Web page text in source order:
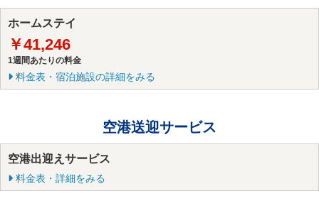
ホームステイ
￥41,246
1週間あたりの料金
料金表・宿泊施設の詳細をみる
空港送迎サービス
空港出迎えサービス
料金表・詳細をみる